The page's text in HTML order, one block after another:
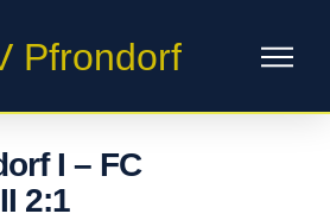
Pfrondorf
I – FC
2:1